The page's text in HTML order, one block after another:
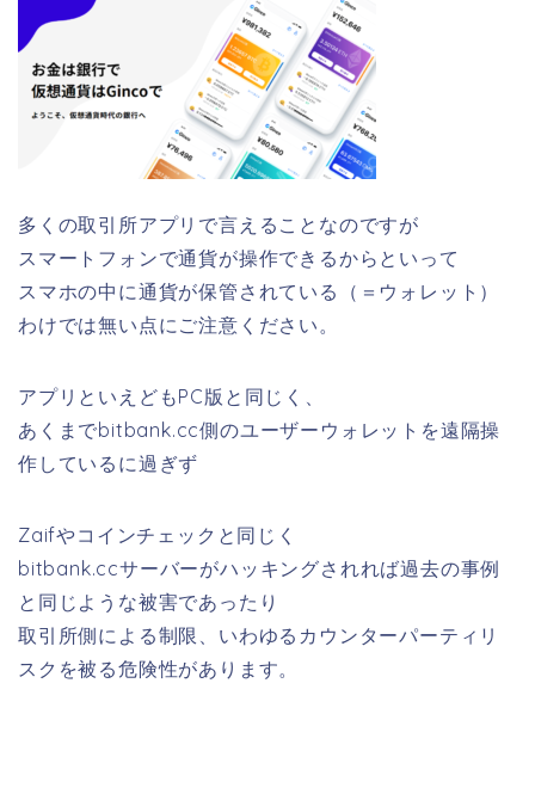
多くの取引所アプリで言えることなのですが
スマートフォンで通貨が操作できるからといって
スマホの中に通貨が保管されている（＝ウォレット）
わけでは無い点にご注意ください。
アプリといえどもPC版と同じく、
あくまでbitbank.cc側のユーザーウォレットを遠隔操
作しているに過ぎず
Zaifやコインチェックと同じく
bitbank.ccサーバーがハッキングされれば過去の事例
と同じような被害であったり
取引所側による制限、いわゆるカウンターパーティリ
スクを被る危険性があります。